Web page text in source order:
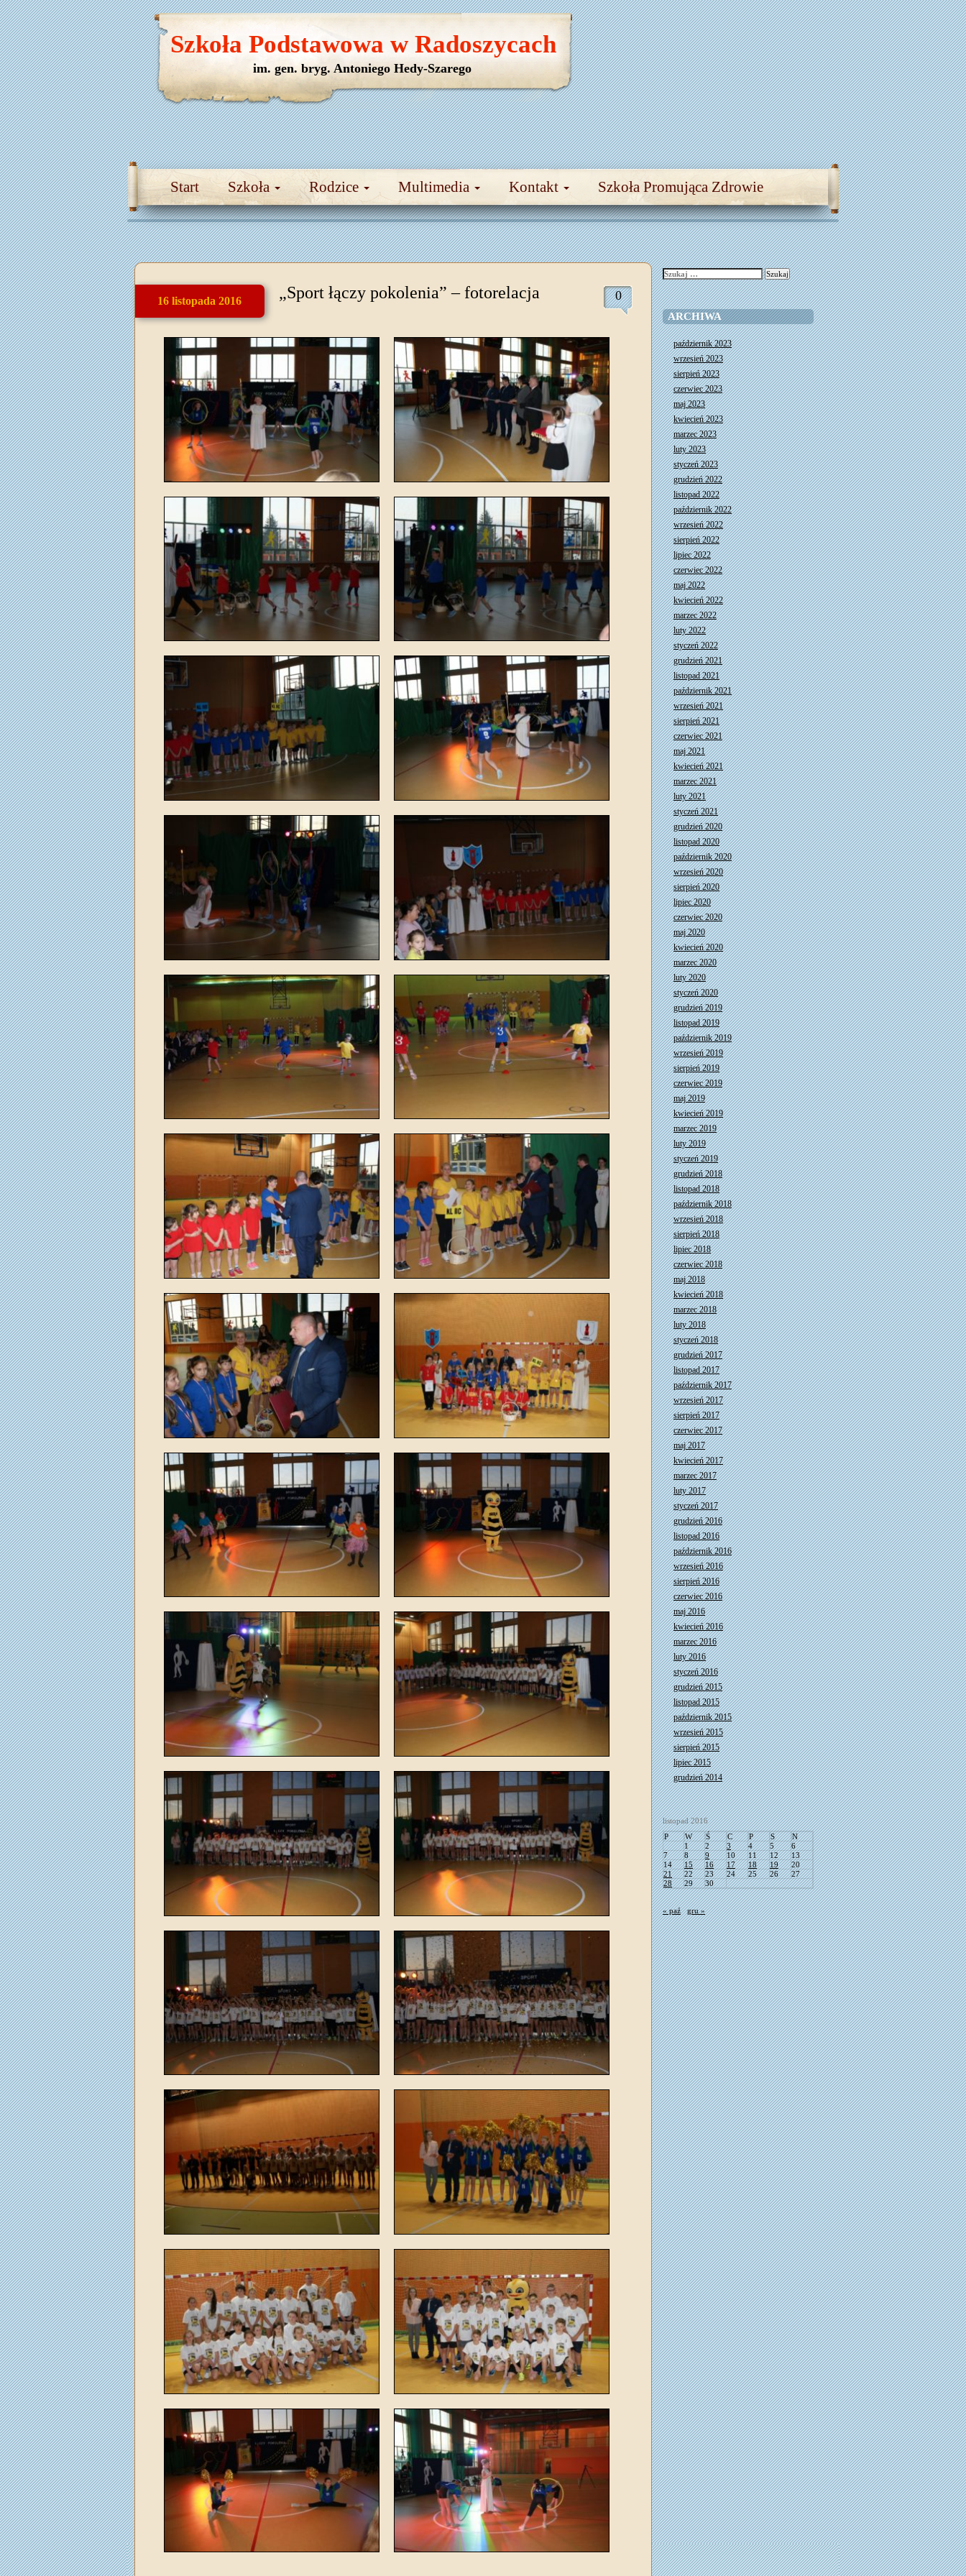
Start Szkoła Rodzice Multimedia Kontakt Szkoła Promująca Zdrowie
Szkoła Podstawowa w Radoszycach
im. gen. bryg. Antoniego Hedy-Szarego
16 listopada 2016 „Sport łączy pokolenia” – fotorelacja 0
Szukaj:
ARCHIWA
październik 2023
wrzesień 2023
sierpień 2023
czerwiec 2023
maj 2023
kwiecień 2023
marzec 2023
luty 2023
styczeń 2023
grudzień 2022
listopad 2022
październik 2022
wrzesień 2022
sierpień 2022
lipiec 2022
czerwiec 2022
maj 2022
kwiecień 2022
marzec 2022
luty 2022
styczeń 2022
grudzień 2021
listopad 2021
październik 2021
wrzesień 2021
sierpień 2021
czerwiec 2021
maj 2021
kwiecień 2021
marzec 2021
luty 2021
styczeń 2021
grudzień 2020
listopad 2020
październik 2020
wrzesień 2020
sierpień 2020
lipiec 2020
czerwiec 2020
maj 2020
kwiecień 2020
marzec 2020
luty 2020
styczeń 2020
grudzień 2019
listopad 2019
październik 2019
wrzesień 2019
sierpień 2019
czerwiec 2019
maj 2019
kwiecień 2019
marzec 2019
luty 2019
styczeń 2019
grudzień 2018
listopad 2018
październik 2018
wrzesień 2018
sierpień 2018
lipiec 2018
czerwiec 2018
maj 2018
kwiecień 2018
marzec 2018
luty 2018
styczeń 2018
grudzień 2017
listopad 2017
październik 2017
wrzesień 2017
sierpień 2017
czerwiec 2017
maj 2017
kwiecień 2017
marzec 2017
luty 2017
styczeń 2017
grudzień 2016
listopad 2016
październik 2016
wrzesień 2016
sierpień 2016
czerwiec 2016
maj 2016
kwiecień 2016
marzec 2016
luty 2016
styczeń 2016
grudzień 2015
listopad 2015
październik 2015
wrzesień 2015
sierpień 2015
lipiec 2015
grudzień 2014
listopad 2016
P
W Ś C P S
N
1
2 3 4 5
6
7
8 9 10 11 12
13
14
15 16 17 18 19
20
21
22 23 24 25 26
27
28
29 30
« paź gru »